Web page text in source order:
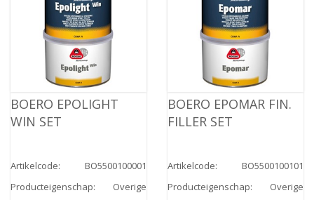
BOERO EPOLIGHT
WIN SET
Artikelcode:
BO5500100001
Producteigenschap:
Overige
BOERO EPOMAR FIN.
FILLER SET
Artikelcode:
BO5500100101
Producteigenschap:
Overige